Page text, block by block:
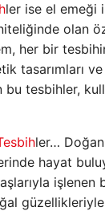
ler ise el emeği
olan
her bir
tasarımları ve
bu tesbihler,
ler…
hayat
işlenen